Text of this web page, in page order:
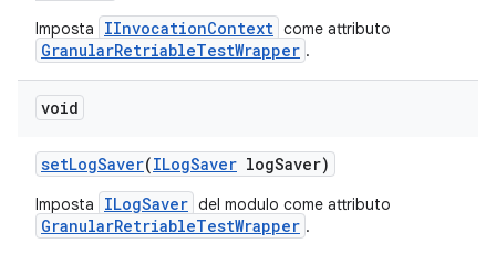
Imposta IInvocationContext come attributo
GranularRetriableTestWrapper .
void
setLogSaver(ILogSaver logSaver)
Imposta ILogSaver del modulo come attributo
GranularRetriableTestWrapper .